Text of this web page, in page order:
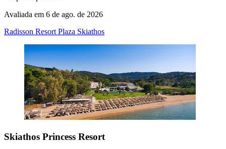
Avaliada em 6 de ago. de 2026
Radisson Resort Plaza Skiathos
Skiathos Princess Resort